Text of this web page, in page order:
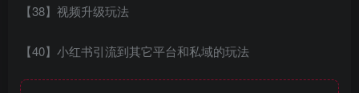
【38】视频升级玩法
【40】小红书引流到其它平台和私域的玩法